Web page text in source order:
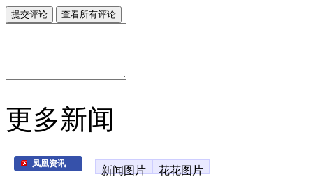
更多新闻
凤凰资讯
新闻图片 花花图片